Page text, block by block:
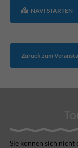
NAVI STARTEN
Zurück zum
Sie können sich nicht